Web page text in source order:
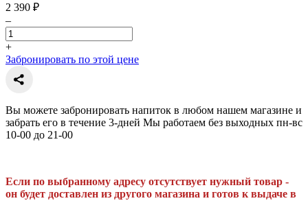
2 390 ₽
–
+
Забронировать по этой цене
Вы можете забронировать напиток в любом нашем магазине и
забрать его в течение 3-дней Мы работаем без выходных пн-вс
10-00 до 21-00
Если по выбранному адресу отсутствует нужный товар -
он будет доставлен из другого магазина и готов к выдаче в